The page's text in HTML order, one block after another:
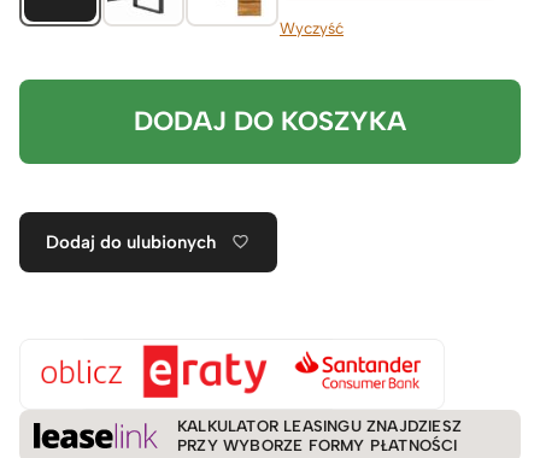
Wyczyść
DODAJ DO KOSZYKA
Dodaj do ulubionych
KALKULATOR LEASINGU ZNAJDZIESZ
PRZY WYBORZE FORMY PŁATNOŚCI